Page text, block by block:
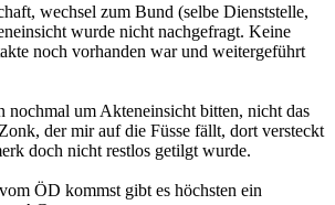
wechsel zum Bund (selbe Dienststelle,
wurde nicht nachgefragt. Keine
noch vorhanden war und weitergeführt
nochmal um Akteneinsicht bitten, nicht das
der mir auf die Füsse fällt, dort versteckt
doch nicht restlos getilgt wurde.
ÖD kommst gibt es höchsten ein